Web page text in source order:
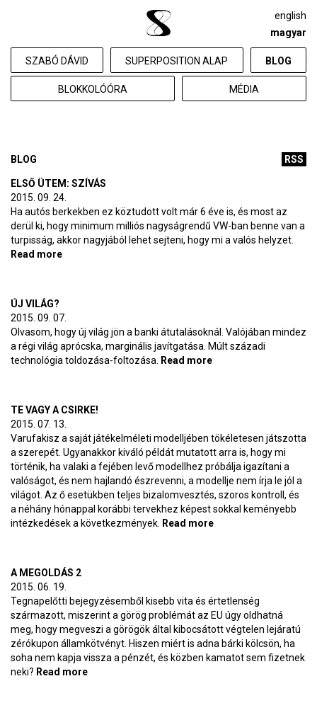
SZABÓ DÁVID SUPERPOSITION ALAP BLOG
BLOKKOLÓÓRA MÉDIA
english
magyar
RSS
BLOG
ELSŐ ÜTEM: SZÍVÁS
2015. 09. 24.
Ha autós berkekben ez köztudott volt már 6 éve is, és most az
derül ki, hogy minimum milliós nagyságrendű VW-ban benne van a
turpisság, akkor nagyjából lehet sejteni, hogy mi a valós helyzet.
Read more
ÚJ VILÁG?
2015. 09. 07.
Olvasom, hogy új világ jön a banki átutalásoknál. Valójában mindez
a régi világ aprócska, marginális javítgatása. Múlt századi
technológia toldozása-foltozása.
Read more
TE VAGY A CSIRKE!
2015. 07. 13.
Varufakisz a saját játékelméleti modelljében tökéletesen játszotta
a szerepét. Ugyanakkor kiváló példát mutatott arra is, hogy mi
történik, ha valaki a fejében levő modellhez próbálja igazítani a
valóságot, és nem hajlandó észrevenni, a modellje nem írja le jól a
világot. Az ő esetükben teljes bizalomvesztés, szoros kontroll, és
a néhány hónappal korábbi tervekhez képest sokkal keményebb
intézkedések a következmények. Read more
A MEGOLDÁS 2
2015. 06. 19.
Tegnapelőtti bejegyzésemből kisebb vita és értetlenség
származott, miszerint a görög problémát az EU úgy oldhatná
meg, hogy megveszi a görögök által kibocsátott végtelen lejáratú
zérókupon államkötvényt. Hiszen miért is adna bárki kölcsön, ha
soha nem kapja vissza a pénzét, és közben kamatot sem fizetnek
neki? Read more